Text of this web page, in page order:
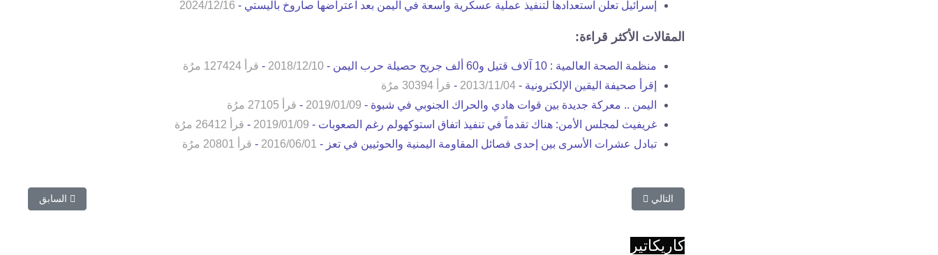
إسرائيل تعلن استعدادها لتنفيذ عملية عسكرية واسعة في اليمن بعد اعتراضها صاروخ باليستي - 2024/12/16
المقالات الأكثر قراءة:
منظمة الصحة العالمية : 10 آلاف قتيل و60 ألف جريح حصيلة حرب اليمن - 2018/12/10
- قرأ 127424 مرُة
إقرأ صحيفة اليقين الإلكترونية -2013/11/04
- قرأ 30394 مرُة
اليمن .. معركة جديدة بين قوات هادي والحراك الجنوبي في شبوة - 2019/01/09
- قرأ 27105 مرُة
غريفيث لمجلس الأمن: هناك تقدماً في تنفيذ اتفاق استوكهولم رغم الصعوبات - 2019/01/09
- قرأ 26412 مرُة
تبادل عشرات الأسرى بين إحدى فصائل المقاومة اليمنية والحوثيين في تعز - 2016/06/01
- قرأ 20801 مرُة
المقال السابق:
السابق المقال التالي: السلطان محمد الخامس يعلن تنازله عن عرش مملكة ماليزيا
التالي
كاريكاتير